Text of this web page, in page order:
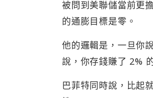
被問到美聯儲當前更
的通膨目標是零。
他的邏輯是，一旦你
說，你存錢賺了 2%
巴菲特同時說，比起